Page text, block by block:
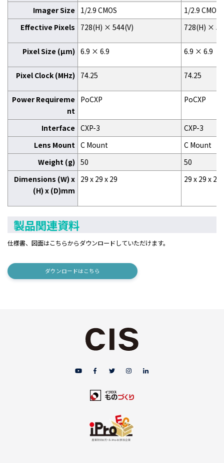
Imager Size
1/2.9 CMOS
1/2.9 CMOS
Effective Pixels
728(H) × 544(V) 728(H) ×
Pixel Size (μm) 6.9 × 6.9 6.9 × 6.9
Pixel Clock (MHz) 74.25 74.25
Power Requireme
nt
PoCXP PoCXP
Interface CXP-3
CXP-3
Lens Mount C Mount
C Mount
Weight (g) 50
50
Dimensions (W) x
(H) x (D)mm
29 x 29 x 29 29 x 29 x 29
製品関連資料
仕様書、図面はこちらからダウンロードしていただけます。
ダウンロードはこちら